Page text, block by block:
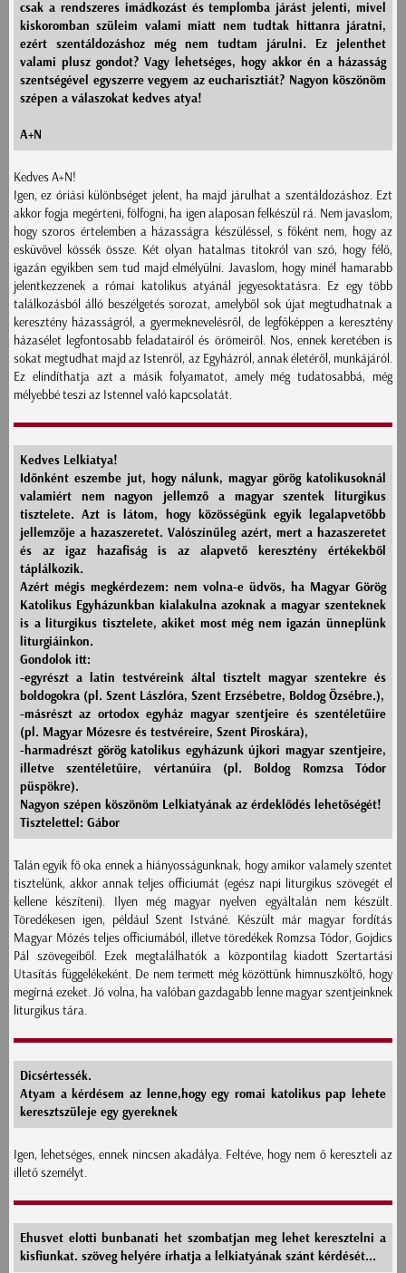
csak a rendszeres imádkozást és templomba járást jelenti, mivel
kiskoromban szüleim valami miatt nem tudtak hittanra járatni,
ezért szentáldozáshoz még nem tudtam járulni. Ez jelenthet
valami plusz gondot? Vagy lehetséges, hogy akkor én a házasság
szentségével egyszerre vegyem az eucharisztiát? Nagyon köszönöm
szépen a válaszokat kedves atya!
A+N
Kedves A+N!
Igen, ez óriási különbséget jelent, ha majd járulhat a szentáldozáshoz. Ezt
akkor fogja megérteni, fölfogni, ha igen alaposan felkészül rá. Nem javaslom,
hogy szoros értelemben a házasságra készüléssel, s főként nem, hogy az
esküvővel kössék össze. Két olyan hatalmas titokról van szó, hogy félő,
igazán egyikben sem tud majd elmélyülni. Javaslom, hogy minél hamarabb
jelentkezzenek a római katolikus atyánál jegyesoktatásra. Ez egy több
találkozásból álló beszélgetés sorozat, amelyből sok újat megtudhatnak a
keresztény házasságról, a gyermeknevelésről, de legfőképpen a keresztény
házasélet legfontosabb feladatairól és örömeiről. Nos, ennek keretében is
sokat megtudhat majd az Istenről, az Egyházról, annak életéről, munkájáról.
Ez elindíthatja azt a másik folyamatot, amely még tudatosabbá, még
mélyebbé teszi az Istennel való kapcsolatát.
Kedves Lelkiatya!
Időnként eszembe jut, hogy nálunk, magyar görög katolikusoknál
valamiért nem nagyon jellemző a magyar szentek liturgikus
tisztelete. Azt is látom, hogy közösségünk egyik legalapvetőbb
jellemzője a hazaszeretet. Valószínűleg azért, mert a hazaszeretet
és az igaz hazafiság is az alapvető keresztény értékekből
táplálkozik.
Azért mégis megkérdezem: nem volna-e üdvös, ha Magyar Görög
Katolikus Egyházunkban kialakulna azoknak a magyar szenteknek
is a liturgikus tisztelete, akiket most még nem igazán ünneplünk
liturgiáinkon.
Gondolok itt:
-egyrészt a latin testvéreink által tisztelt magyar szentekre és
boldogokra (pl. Szent Lászlóra, Szent Erzsébetre, Boldog Özsébre.),
-másrészt az ortodox egyház magyar szentjeire és szentéletűire
(pl. Magyar Mózesre és testvéreire, Szent Piroskára),
-harmadrészt görög katolikus egyházunk újkori magyar szentjeire,
illetve szentéletűire, vértanúira (pl. Boldog Romzsa Tódor
püspökre).
Nagyon szépen köszönöm Lelkiatyának az érdeklődés lehetőségét!
Tisztelettel: Gábor
Talán egyik fő oka ennek a hiányosságunknak, hogy amikor valamely szentet
tisztelünk, akkor annak teljes officiumát (egész napi liturgikus szövegét el
kellene készíteni). Ilyen még magyar nyelven egyáltalán nem készült.
Töredékesen igen, például Szent Istváné. Készült már magyar fordítás
Magyar Mózés teljes officiumából, illetve töredékek Romzsa Tódor, Gojdics
Pál szövegeiből. Ezek megtalálhatók a központilag kiadott Szertartási
Utasítás függelékeként. De nem termett még közöttünk himnuszköltő, hogy
megírná ezeket. Jó volna, ha valóban gazdagabb lenne magyar szentjeinknek
liturgikus tára.
Dicsértessék.
Atyam a kérdésem az lenne,hogy egy romai katolikus pap lehete
keresztszüleje egy gyereknek
Igen, lehetséges, ennek nincsen akadálya. Feltéve, hogy nem ő kereszteli az
illető személyt.
Ehusvet elotti bunbanati het szombatjan meg lehet keresztelni a
kisfiunkat. szöveg helyére írhatja a lelkiatyának szánt kérdését...